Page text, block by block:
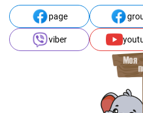
page
viber